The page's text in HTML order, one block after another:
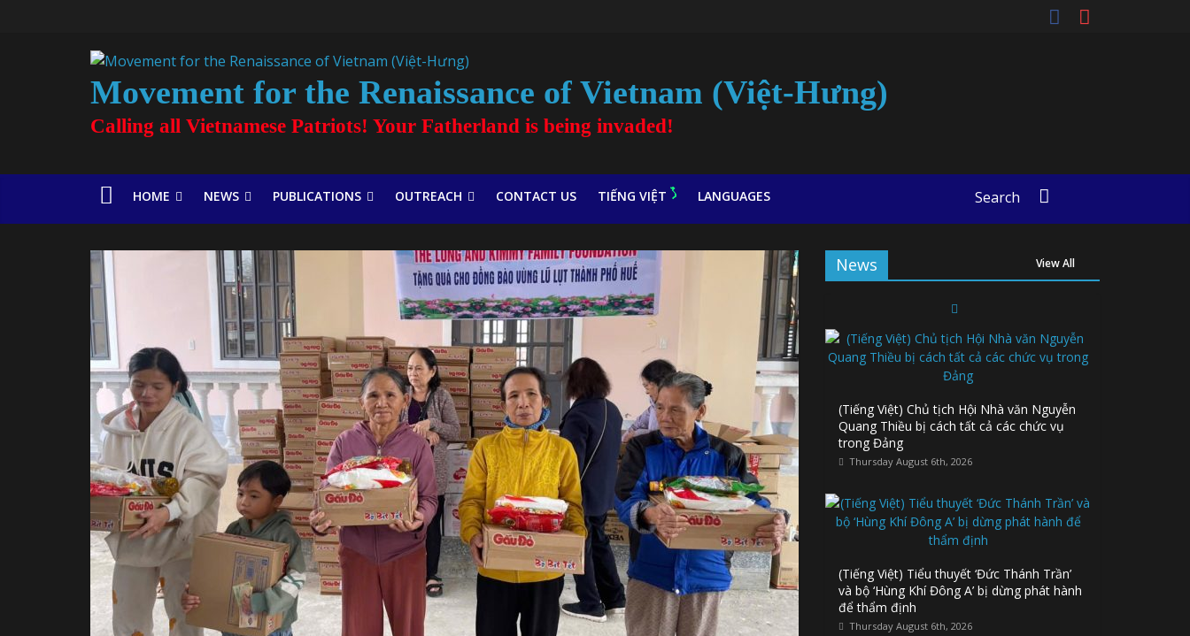
Movement for the Renaissance of Vietnam (Việt-Hưng)
Calling all Vietnamese Patriots! Your Fatherland is being invaded!
HOME NEWS PUBLICATIONS OUTREACH CONTACT US TIẾNG VIỆT LANGUAGES Search
News View All
(Tiếng Việt) Chủ tịch Hội Nhà văn Nguyễn
Quang Thiều bị cách tất cả các chức vụ
trong Đảng
Thursday August 6th, 2026
(Tiếng Việt) Tiểu thuyết ‘Đức Thánh Trần’
và bộ ‘Hùng Khí Đông A’ bị dừng phát hành
để thẩm định
Thursday August 6th, 2026